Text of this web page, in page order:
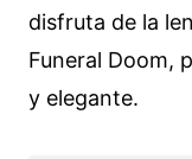
disfruta de la
Funeral Doom,
y elegante.